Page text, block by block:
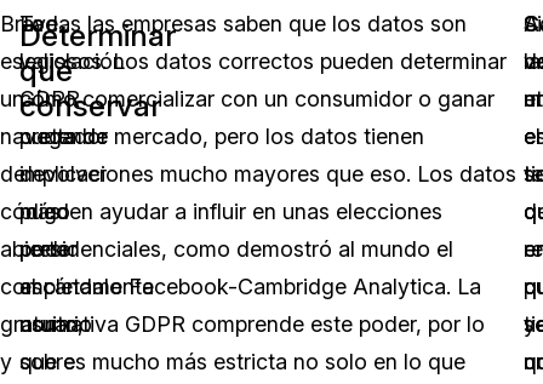
Brave
es
un
navegador
de
código
abierto
completamente
gratuito,
y
La
legislación
GDPR
pretende
devolver
más
poder
al
usuario
sobre
Determinar
qué
conservar
Todas las empresas saben que los datos son
valiosos. Los datos correctos pueden determinar
cómo comercializar con un consumidor o ganar
cuota de mercado, pero los datos tienen
implicaciones mucho mayores que eso. Los datos
pueden ayudar a influir en unas elecciones
presidenciales, como demostró al mundo el
escándalo Facebook-Cambridge Analytica. La
normativa GDPR comprende este poder, por lo
que es mucho más estricta no solo en lo que
Si
el